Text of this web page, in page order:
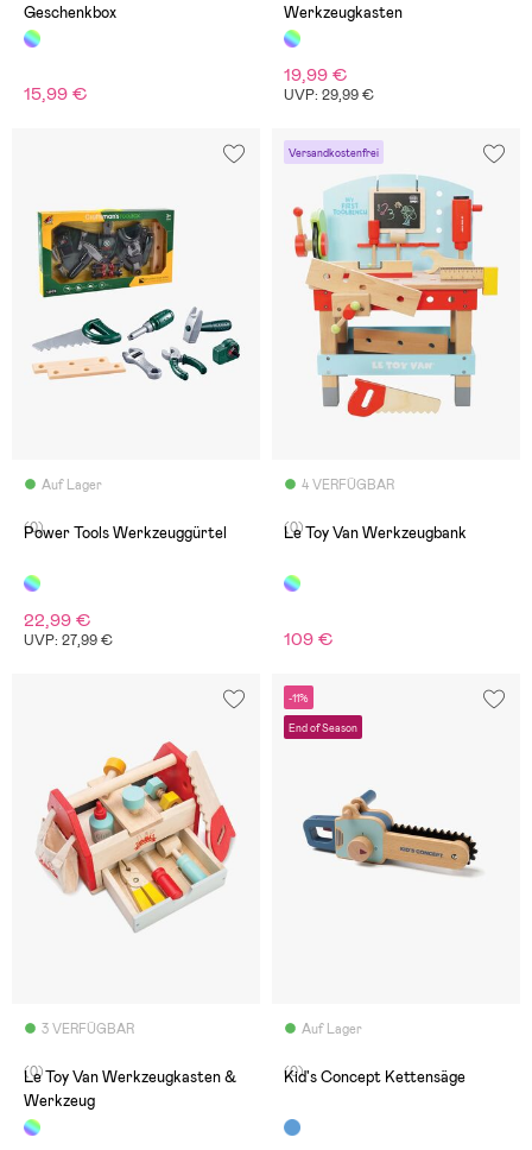
Geschenkbox
15,99 €
Werkzeugkasten
19,99 €
UVP: 29,99 €
Auf Lager
(0)
Power Tools Werkzeuggürtel
22,99 €
UVP: 27,99 €
Versandkostenfrei
4 VERFÜGBAR
(0)
Le Toy Van Werkzeugbank
109 €
3 VERFÜGBAR
(0)
Le Toy Van Werkzeugkasten &
Werkzeug
-11%
End of Season
Auf Lager
(0)
Kid's Concept Kettensäge